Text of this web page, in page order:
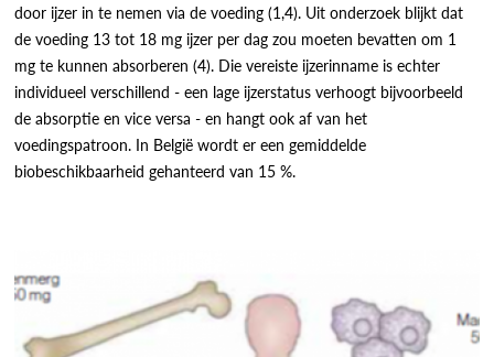
door ijzer in te nemen via de voeding (1,4). Uit onderzoek blijkt dat
de voeding 13 tot 18 mg ijzer per dag zou moeten bevatten om 1
mg te kunnen absorberen (4). Die vereiste ijzerinname is echter
individueel verschillend - een lage ijzerstatus verhoogt bijvoorbeeld
de absorptie en vice versa - en hangt ook af van het
voedingspatroon. In België wordt er een gemiddelde
biobeschikbaarheid gehanteerd van 15 %.